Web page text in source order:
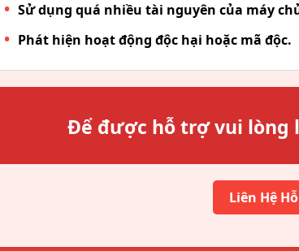
Sử dụng quá nhiều tài nguyên của máy
Phát hiện hoạt động độc hại hoặc mã độc.
Để được hỗ trợ vui lòng
Liên Hệ